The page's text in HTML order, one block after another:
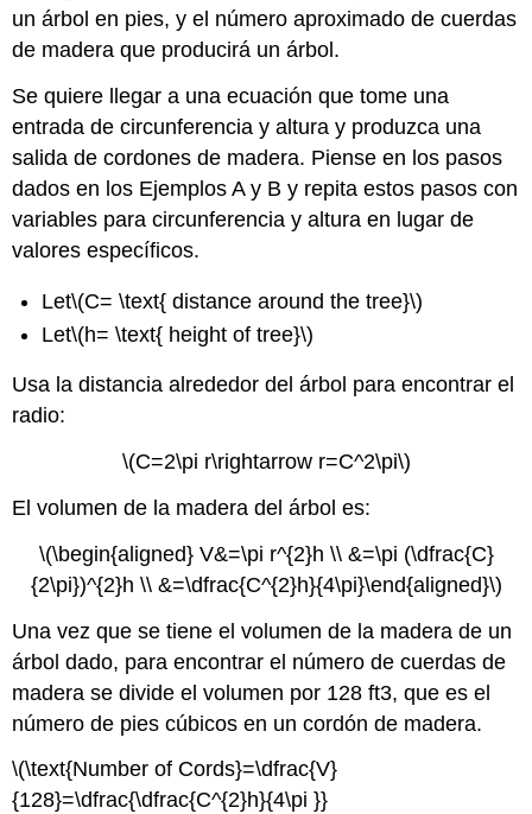
un árbol en pies, y el número aproximado de cuerdas
de madera que producirá un árbol.
Se quiere llegar a una ecuación que tome una
entrada de circunferencia y altura y produzca una
salida de cordones de madera. Piense en los pasos
dados en los Ejemplos A y B y repita estos pasos con
variables para circunferencia y altura en lugar de
valores específicos.
Let\(C= \text{ distance around the tree}\)
Let\(h= \text{ height of tree}\)
Usa la distancia alrededor del árbol para encontrar el
radio:
\(C=2\pi r\rightarrow r=C^2\pi\)
El volumen de la madera del árbol es:
\(\begin{aligned} V&=\pi r^{2}h \\ &=\pi (\dfrac{C}
{2\pi})^{2}h \\ &=\dfrac{C^{2}h}{4\pi}\end{aligned}\)
Una vez que se tiene el volumen de la madera de un
árbol dado, para encontrar el número de cuerdas de
madera se divide el volumen por 128 ft3, que es el
número de pies cúbicos en un cordón de madera.
\(\text{Number of Cords}=\dfrac{V}
{128}=\dfrac{\dfrac{C^{2}h}{4\pi }}